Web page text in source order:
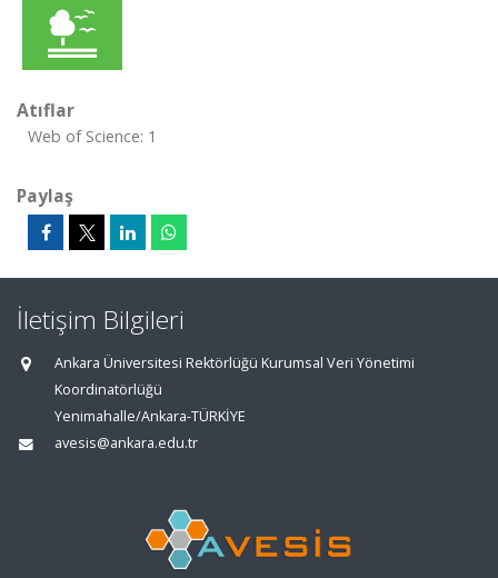
Atıflar
Web of Science: 1
Paylaş
İletişim Bilgileri
Ankara Üniversitesi Rektörlüğü Kurumsal Veri Yönetimi
Koordinatörlüğü
Yenimahalle/Ankara-TÜRKİYE
avesis@ankara.edu.tr